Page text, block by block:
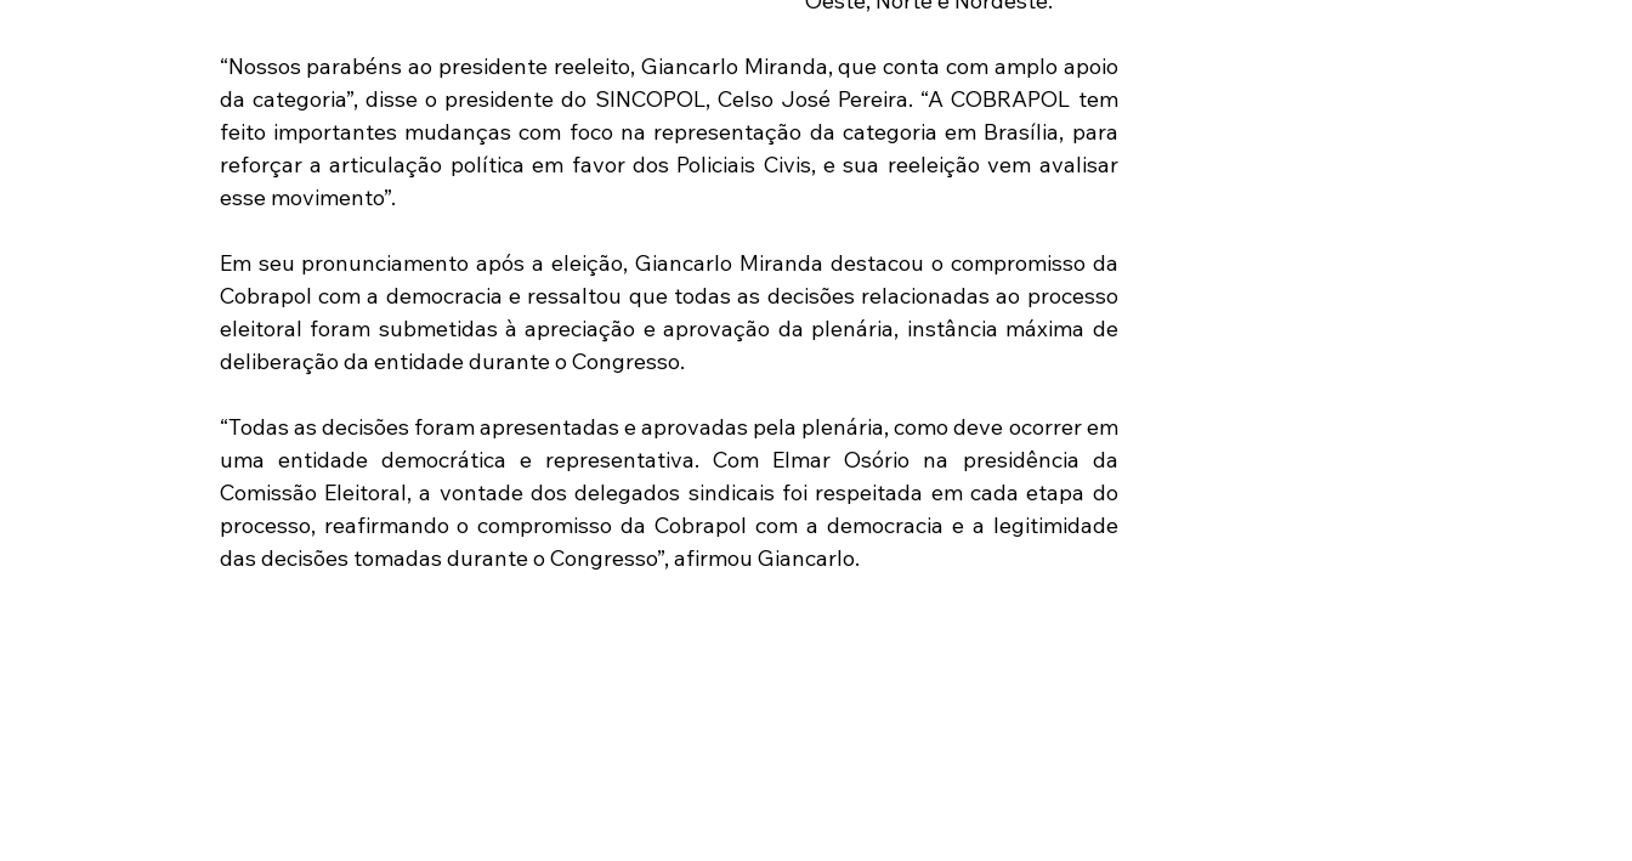
“Nossos parabéns ao presidente reeleito, Giancarlo Miranda, que conta com amplo apoio
da categoria”, disse o presidente do SINCOPOL, Celso José Pereira. “A COBRAPOL tem
feito importantes mudanças com foco na representação da categoria em Brasília, para
reforçar a articulação política em favor dos Policiais Civis, e sua reeleição vem avalisar
esse movimento”.
Em seu pronunciamento após a eleição, Giancarlo Miranda destacou o compromisso da
Cobrapol com a democracia e ressaltou que todas as decisões relacionadas ao processo
eleitoral foram submetidas à apreciação e aprovação da plenária, instância máxima de
deliberação da entidade durante o Congresso.
“Todas as decisões foram apresentadas e aprovadas pela plenária, como deve ocorrer em
uma entidade democrática e representativa. Com Elmar Osório na presidência da
Comissão Eleitoral, a vontade dos delegados sindicais foi respeitada em cada etapa do
processo, reafirmando o compromisso da Cobrapol com a democracia e a legitimidade
das decisões tomadas durante o Congresso”, afirmou Giancarlo.